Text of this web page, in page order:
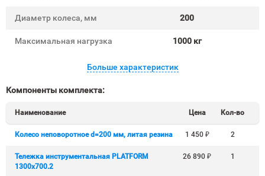
Диаметр колеса, мм 200
Максимальная нагрузка 1000 кг
Больше характеристик
Компоненты комплекта:
Наименование Цена Кол-во
Колесо неповоротное d=200 мм, литая резина 1 450 ₽ 2
Тележка инструментальная PLATFORM
1300х700.2
26 890₽ 1